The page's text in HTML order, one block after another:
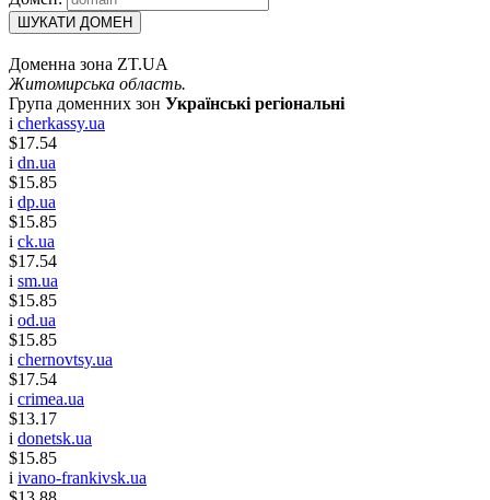
ШУКАТИ ДОМЕН
Доменна зона ZT.UA
Житомирська область.
Група доменних зон Українські регіональні
i cherkassy.ua
$17.54
i dn.ua
$15.85
i dp.ua
$15.85
i ck.ua
$17.54
i sm.ua
$15.85
i od.ua
$15.85
i chernovtsy.ua
$17.54
i crimea.ua
$13.17
i donetsk.ua
$15.85
i ivano-frankivsk.ua